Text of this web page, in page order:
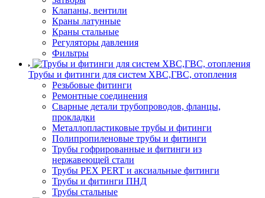
Клапаны, вентили
Краны латунные
Краны стальные
Регуляторы давления
Фильтры
Трубы и фитинги для систем ХВС,ГВС, отопления
Резьбовые фитинги
Ремонтные соединения
Сварные детали трубопроводов, фланцы,
прокладки
Металлопластиковые трубы и фитинги
Полипропиленовые трубы и фитинги
Трубы гофрированные и фитинги из
нержавеющей стали
Трубы PEX PERT и аксиальные фитинги
Трубы и фитинги ПНД
Трубы стальные